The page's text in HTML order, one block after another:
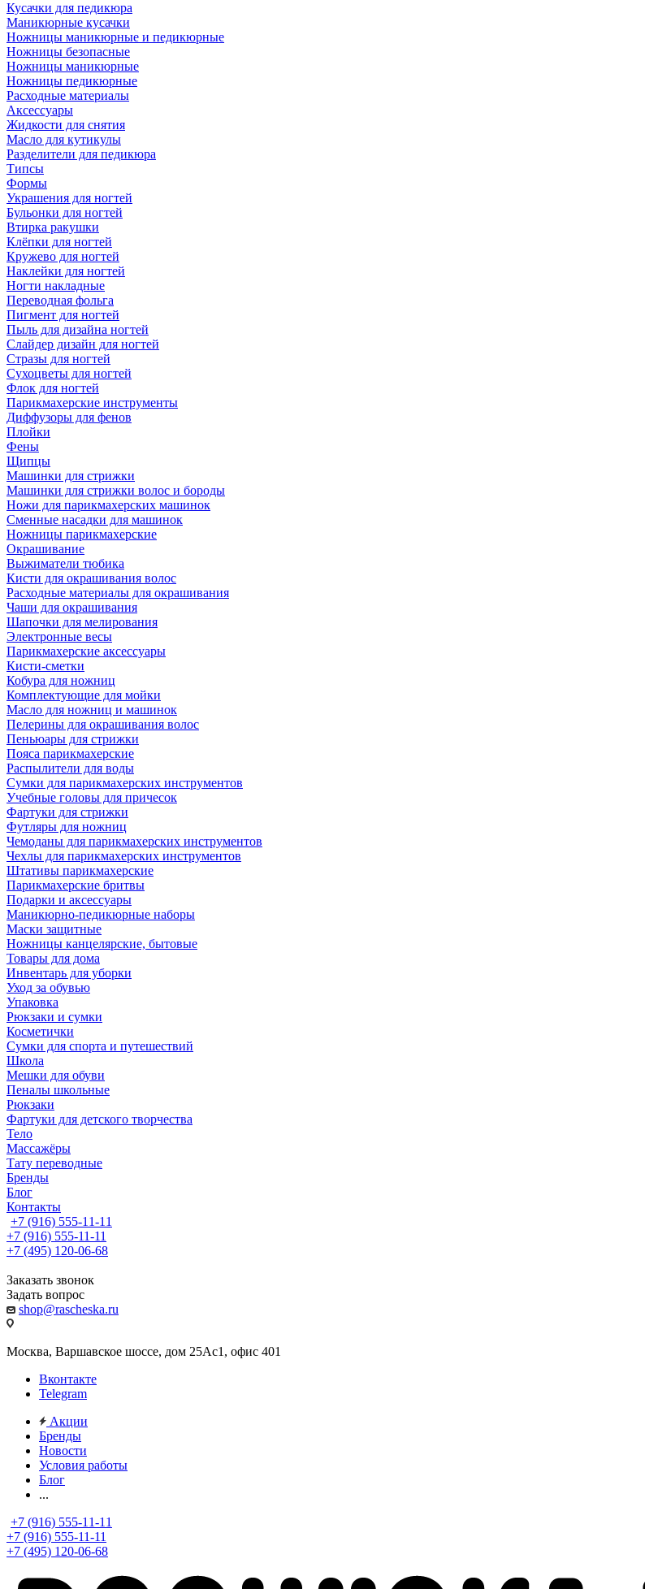
Кусачки для педикюра
Маникюрные кусачки
Ножницы маникюрные и педикюрные
Ножницы безопасные
Ножницы маникюрные
Ножницы педикюрные
Расходные материалы
Аксессуары
Жидкости для снятия
Масло для кутикулы
Разделители для педикюра
Типсы
Формы
Украшения для ногтей
Бульонки для ногтей
Втирка ракушки
Клёпки для ногтей
Кружево для ногтей
Наклейки для ногтей
Ногти накладные
Переводная фольга
Пигмент для ногтей
Пыль для дизайна ногтей
Слайдер дизайн для ногтей
Стразы для ногтей
Сухоцветы для ногтей
Флок для ногтей
Парикмахерские инструменты
Диффузоры для фенов
Плойки
Фены
Щипцы
Машинки для стрижки
Машинки для стрижки волос и бороды
Ножи для парикмахерских машинок
Сменные насадки для машинок
Ножницы парикмахерские
Окрашивание
Выжиматели тюбика
Кисти для окрашивания волос
Расходные материалы для окрашивания
Чаши для окрашивания
Шапочки для мелирования
Электронные весы
Парикмахерские аксессуары
Кисти-сметки
Кобура для ножниц
Комплектующие для мойки
Масло для ножниц и машинок
Пелерины для окрашивания волос
Пеньюары для стрижки
Пояса парикмахерские
Распылители для воды
Сумки для парикмахерских инструментов
Учебные головы для причесок
Фартуки для стрижки
Футляры для ножниц
Чемоданы для парикмахерских инструментов
Чехлы для парикмахерских инструментов
Штативы парикмахерские
Парикмахерские бритвы
Подарки и аксессуары
Маникюрно-педикюрные наборы
Маски защитные
Ножницы канцелярские, бытовые
Товары для дома
Инвентарь для уборки
Уход за обувью
Упаковка
Рюкзаки и сумки
Косметички
Сумки для спорта и путешествий
Школа
Мешки для обуви
Пеналы школьные
Рюкзаки
Фартуки для детского творчества
Тело
Массажёры
Тату переводные
Бренды
Блог
Контакты
+7 (916) 555-11-11
+7 (916) 555-11-11
+7 (495) 120-06-68
Заказать звонок
Задать вопрос
shop@rascheska.ru
Москва, Варшавское шоссе, дом 25Аc1, офис 401
Вконтакте
Telegram
Акции
Бренды
Новости
Условия работы
Блог
...
+7 (916) 555-11-11
+7 (916) 555-11-11
+7 (495) 120-06-68